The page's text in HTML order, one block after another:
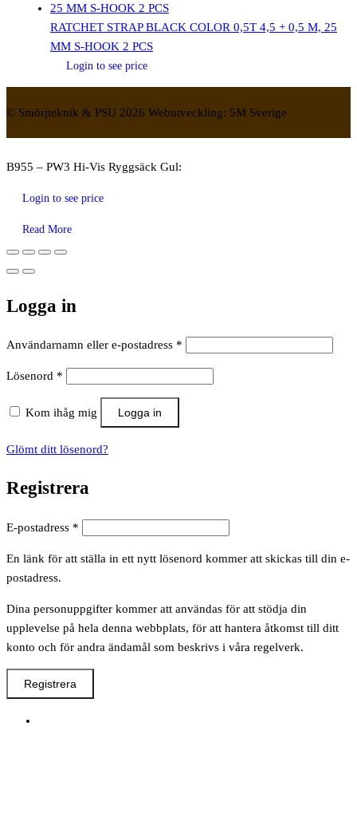
RATCHET STRAP BLACK COLOR 0,5T 4,5 + 0,5 M, 25
MM S-HOOK 2 PCS
Login to see price
© Smörjteknik & PSU 2026 Webutveckling: 5M Sverige
B955 – PW3 Hi-Vis Ryggsäck Gul:
Login to see price
Read More
Logga in
Användarnamn eller e-postadress *
Lösenord *
Kom ihåg mig Logga in
Glömt ditt lösenord?
Registrera
E-postadress *
En länk för att ställa in ett nytt lösenord kommer att skickas till din e-
postadress.
Dina personuppgifter kommer att användas för att stödja din
upplevelse på hela denna webbplats, för att hantera åtkomst till ditt
konto och för andra ändamål som beskrivs i våra regelverk.
Registrera